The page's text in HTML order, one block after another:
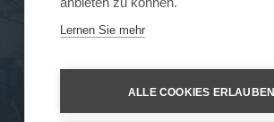
MASCHINEN
ARBEITSGERÄTE
WARTUNG UND
Lernen Sie mehr
ALLE COOKIES ERLAUBEN